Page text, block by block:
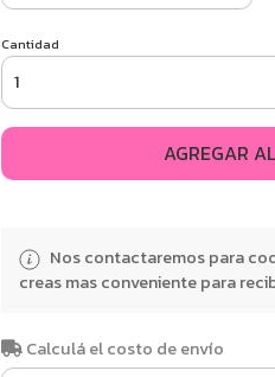
Cantidad
AGREGAR
Nos contactaremos para
creas mas conveniente para
Calculá el costo de envío